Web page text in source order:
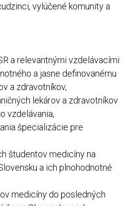
vylúčené komunity a
a relevantnými vzdelávacími
a jasne definovanému
a zdravotníkov,
lekárov a zdravotníkov
vzdelávania,
špecializácie pre
študentov medicíny na
a ich plnohodnotné
medicíny do posledných